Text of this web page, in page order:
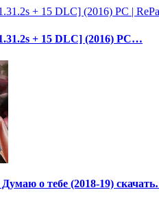
+ 15 DLC] (2016) PC…
о тебе (2018-19)